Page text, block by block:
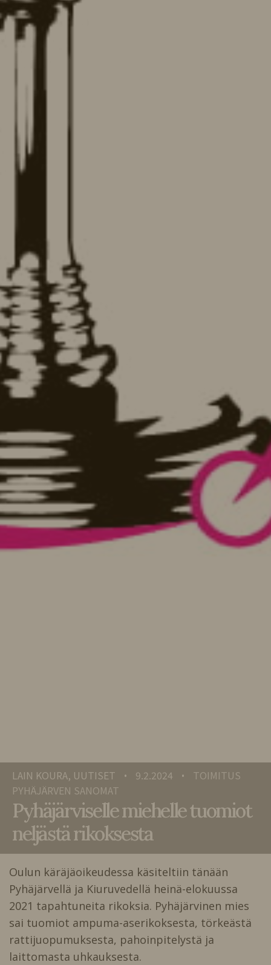
LAIN KOURA, UUTISET • 9.2.2024 •
TOIMITUS
PYHÄJÄRVEN SANOMAT
Pyhäjärviselle miehelle tuomiot
neljästä rikoksesta
Oulun käräjäoikeudessa käsiteltiin tänään
Pyhäjärvellä ja Kiuruvedellä heinä-elokuussa
2021 tapahtuneita rikoksia. Pyhäjärvinen mies
sai tuomiot ampuma-aserikoksesta, törkeästä
rattijuopumuksesta, pahoinpitelystä ja
laittomasta uhkauksesta.